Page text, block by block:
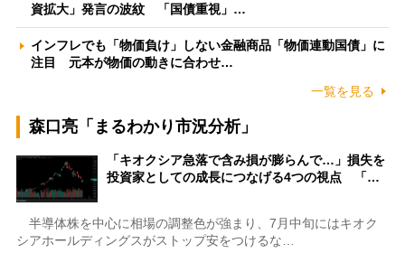
資拡大」発言の波紋 「国債重視」…
インフレでも「物価負け」しない金融商品「物価連動国債」に
注目 元本が物価の動きに合わせ…
一覧を見る
森口亮「まるわかり市況分析」
「キオクシア急落で含み損が膨らんで…」損失を
投資家としての成長につなげる4つの視点 「…
半導体株を中心に相場の調整色が強まり、7月中旬にはキオク
シアホールディングスがストップ安をつけるな…